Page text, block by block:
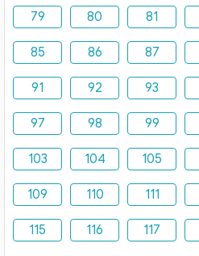
79 80 81
85 86 87
91 92 93
97 98 99
103 104 105
109 110 111
115 116 117